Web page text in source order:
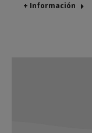
+ Información